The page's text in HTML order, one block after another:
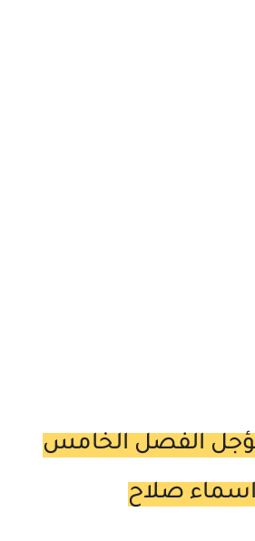
الفصل الخامس